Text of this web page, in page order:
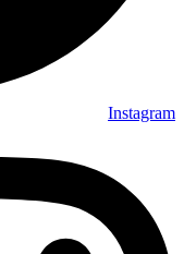
Instagram